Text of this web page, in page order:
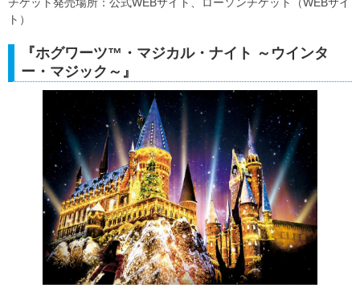
ト）
『ホグワーツ™・マジカル・ナイト ～ウインタ
ー・マジック～』